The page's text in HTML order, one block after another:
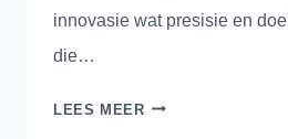
innovasie wat presisie en
die…
LEES MEER